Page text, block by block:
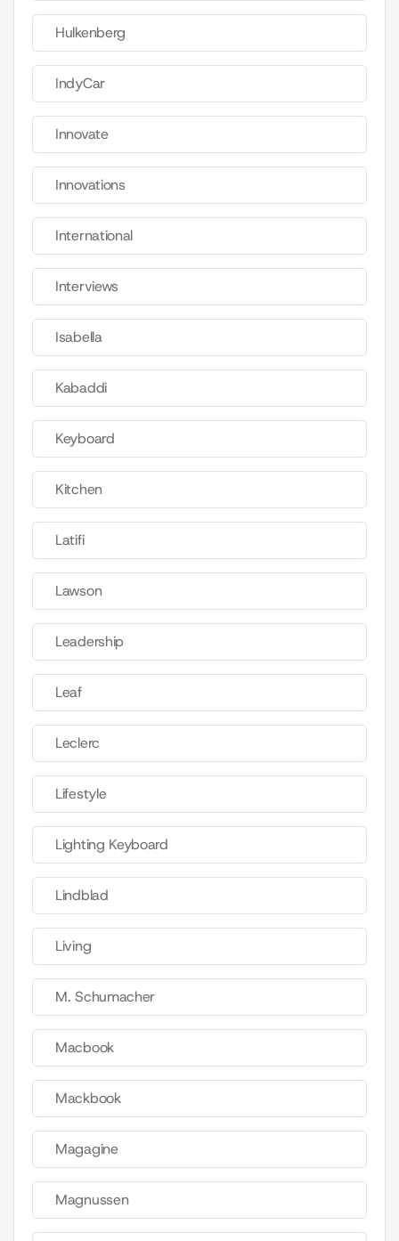
Hulkenberg
IndyCar
Innovate
Innovations
International
Interviews
Isabella
Kabaddi
Keyboard
Kitchen
Latifi
Lawson
Leadership
Leaf
Leclerc
Lifestyle
Lighting Keyboard
Lindblad
Living
M. Schumacher
Macbook
Mackbook
Magagine
Magnussen